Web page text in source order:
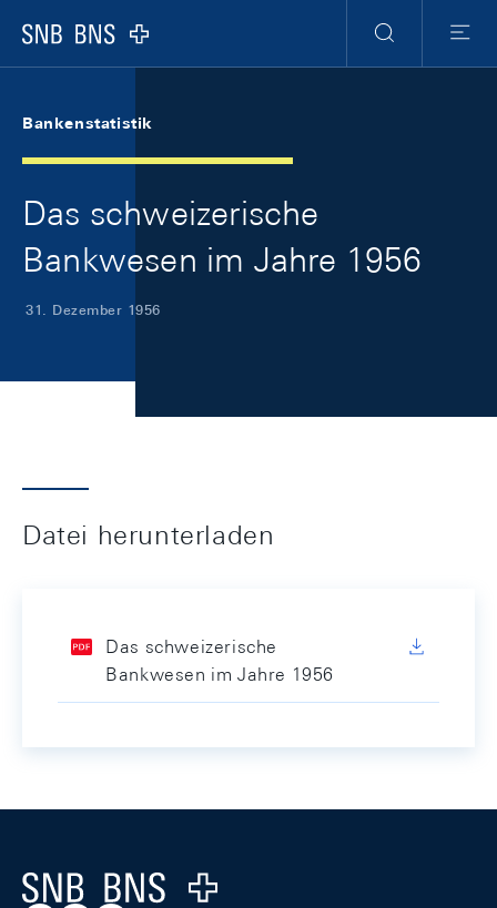
Logo
Suche
Menu
Bankenstatistik
Das schweizerische
Bankwesen im Jahre 1956
31. Dezember 1956
Datei herunterladen
Das schweizerische
Bankwesen im Jahre 1956
Logo